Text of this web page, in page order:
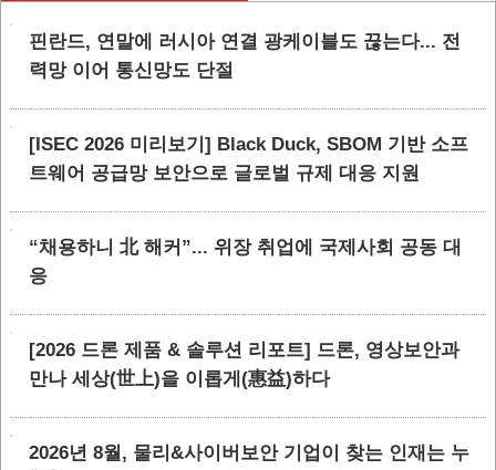
핀란드, 연말에 러시아 연결 광케이블도 끊는다... 전
력망 이어 통신망도 단절
[ISEC 2026 미리보기] Black Duck, SBOM 기반 소프
트웨어 공급망 보안으로 글로벌 규제 대응 지원
“채용하니 北 해커”... 위장 취업에 국제사회 공동 대
응
[2026 드론 제품 & 솔루션 리포트] 드론, 영상보안과
만나 세상(世上)을 이롭게(惠益)하다
2026년 8월, 물리&사이버보안 기업이 찾는 인재는 누